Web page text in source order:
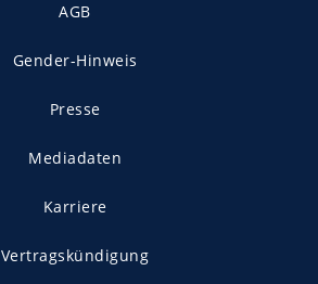
AGB
Gender-Hinweis
Presse
Mediadaten
Karriere
Vertragskündigung